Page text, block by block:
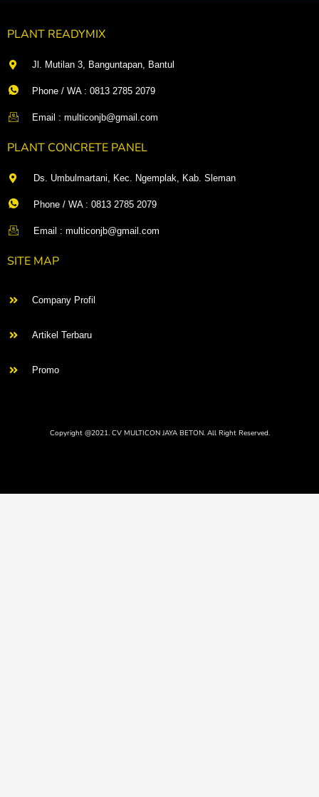
PLANT READYMIX
Jl. Mutilan 3, Banguntapan, Bantul
Phone / WA : 0813 2785 2079
Email : multiconjb@gmail.com
PLANT CONCRETE PANEL
Ds. Umbulmartani, Kec. Ngemplak, Kab. Sleman
Phone / WA : 0813 2785 2079
Email : multiconjb@gmail.com
SITE MAP
Company Profil
Artikel Terbaru
Promo
Copyright @2021. CV MULTICON JAYA BETON. All Right Reserved.